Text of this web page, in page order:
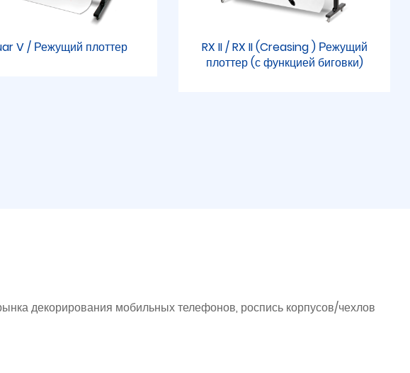
V / Режущий плоттер
RX II / RX II (Creasing ) Режущий
плоттер (с функцией биговки)
декорирования мобильных телефонов, роспись корпусов/чехлов